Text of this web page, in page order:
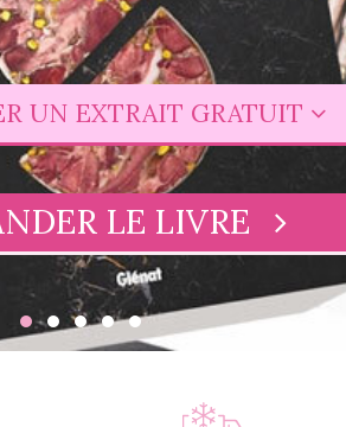
LE LIVRE
UN EXTRAIT GRATUIT